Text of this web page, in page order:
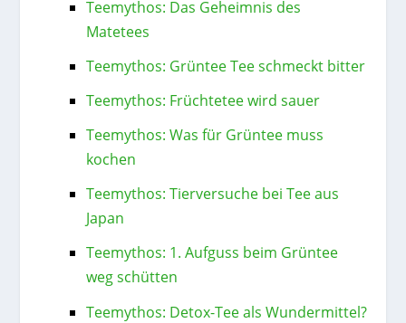
Teemythos: Das Geheimnis des
Matetees
Teemythos: Grüntee Tee schmeckt bitter
Teemythos: Früchtetee wird sauer
Teemythos: Was für Grüntee muss
kochen
Teemythos: Tierversuche bei Tee aus
Japan
Teemythos: 1. Aufguss beim Grüntee
weg schütten
Teemythos: Detox-Tee als Wundermittel?